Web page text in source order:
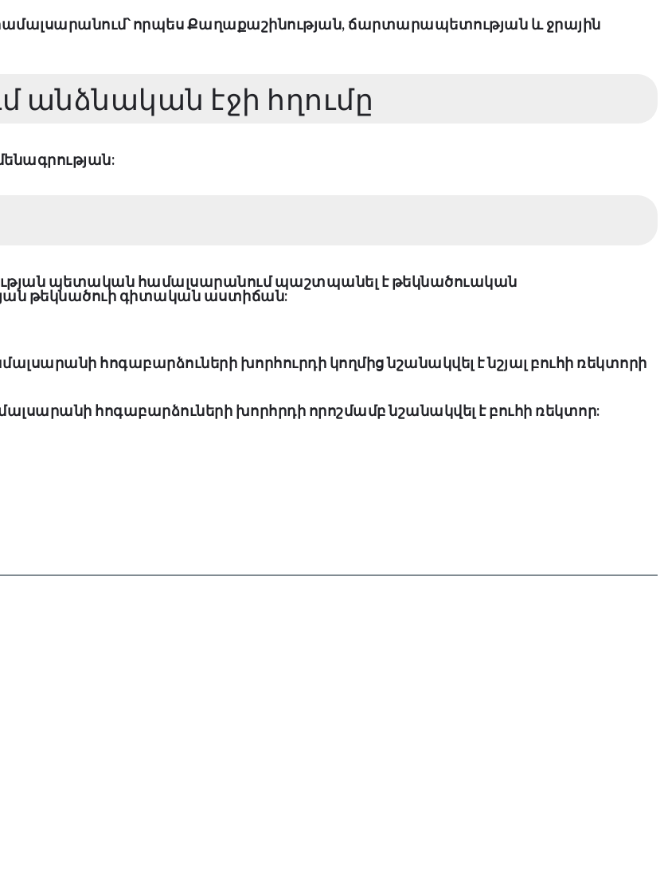
որպես Քաղաքաշինության, ճարտարապետության և ջրային
էջի հղումը
պետական համալսարանում պաշտպանել է թեկնածուական
թեկնածուի գիտական աստիճան:
հոգաբարձուների խորհուրդի կողմից նշանակվել է նշյալ բուհի ռեկտորի
հոգաբարձուների խորհրդի որոշմամբ նշանակվել է բուհի ռեկտոր: